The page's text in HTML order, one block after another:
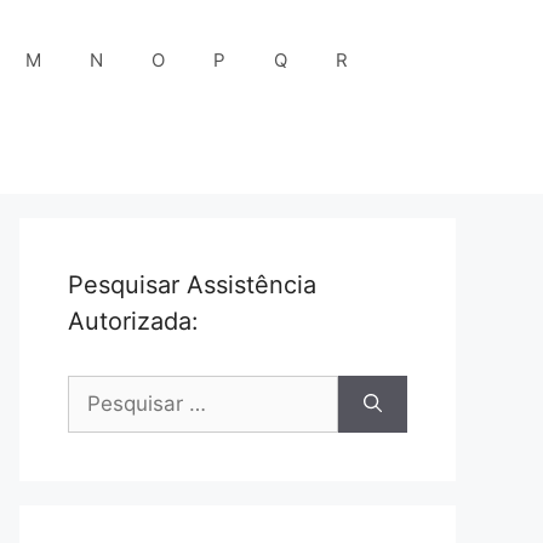
M N O P Q R
Pesquisar Assistência
Autorizada:
Pesquisar